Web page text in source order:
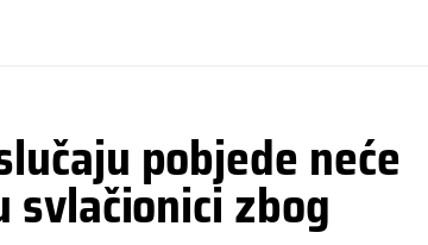
pobjede neće
zbog